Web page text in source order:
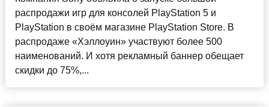
распродажи игр для консолей PlayStation 5 и
PlayStation в своём магазине PlayStation Store. В
распродаже «Хэллоуин» участвуют более 500
наименований. И хотя рекламный баннер обещает
скидки до 75%,...